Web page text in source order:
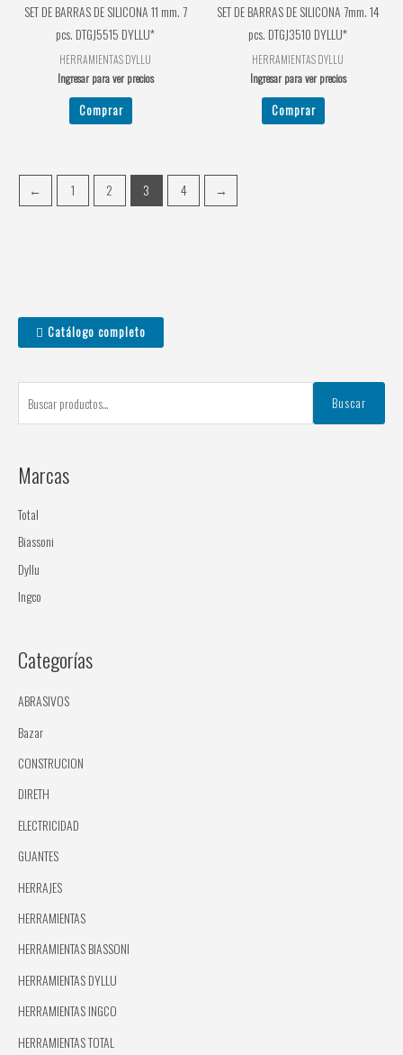
Catálogo completo
u
a
p
r
:
Buscar
Marcas
Total
Biassoni
Dyllu
Ingco
Categorías
ABRASIVOS
Bazar
CONSTRUCION
DIRETH
ELECTRICIDAD
GUANTES
HERRAJES
HERRAMIENTAS
HERRAMIENTAS BIASSONI
HERRAMIENTAS DYLLU
HERRAMIENTAS INGCO
HERRAMIENTAS TOTAL
SET DE BARRAS DE SILICONA 11 mm. 7
pcs. DTGJ5515 DYLLU*
HERRAMIENTAS DYLLU
Ingresar para ver precios
Comprar
SET DE BARRAS DE SILICONA 7mm. 14
pcs. DTGJ3510 DYLLU*
HERRAMIENTAS DYLLU
Ingresar para ver precios
Comprar
← 1 2 3 4 →